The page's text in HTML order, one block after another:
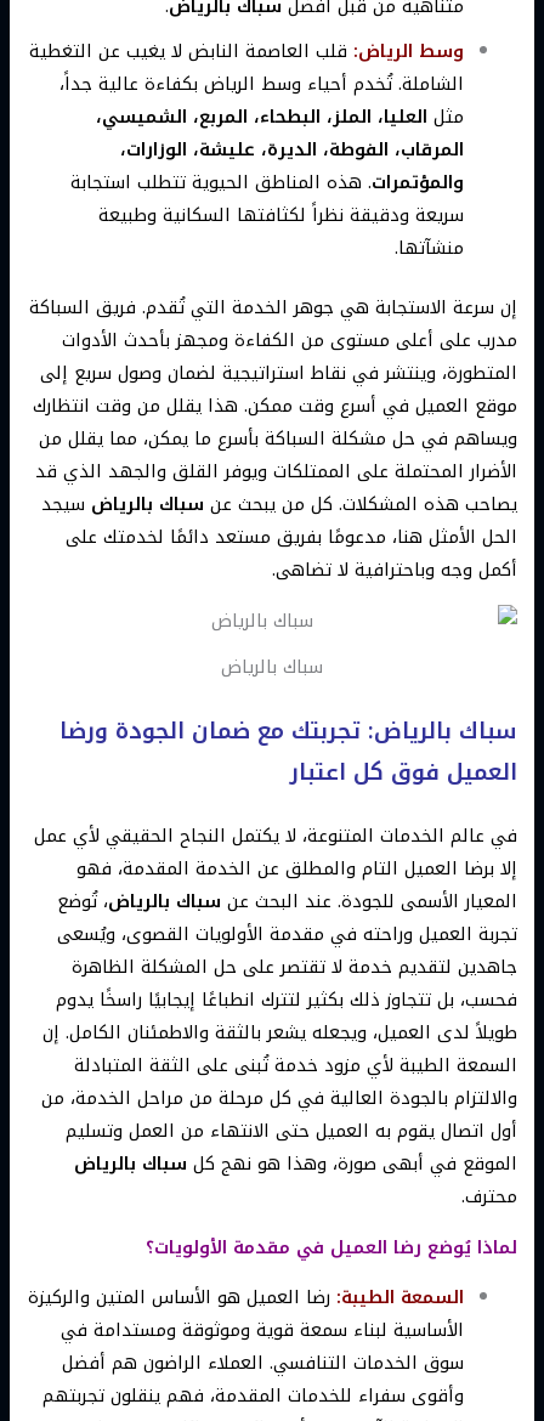
وسط الرياض: قلب العاصمة النابض لا يغيب عن التغطية
الشاملة. تُخدم أحياء وسط الرياض بكفاءة عالية جداً،
مثل العليا، الملز، البطحاء، المربع، الشميسي،
المرقاب، الفوطة، الديرة، عليشة، الوزارات،
والمؤتمرات. هذه المناطق الحيوية تتطلب استجابة
سريعة ودقيقة نظراً لكثافتها السكانية وطبيعة
منشآتها.
إن سرعة الاستجابة هي جوهر الخدمة التي تُقدم. فريق السباكة
مدرب على أعلى مستوى من الكفاءة ومجهز بأحدث الأدوات
المتطورة، وينتشر في نقاط استراتيجية لضمان وصول سريع إلى
موقع العميل في أسرع وقت ممكن. هذا يقلل من وقت انتظارك
ويساهم في حل مشكلة السباكة بأسرع ما يمكن، مما يقلل من
الأضرار المحتملة على الممتلكات ويوفر القلق والجهد الذي قد
يصاحب هذه المشكلات. كل من يبحث عن سباك بالرياض سيجد
الحل الأمثل هنا، مدعومًا بفريق مستعد دائمًا لخدمتك على
أكمل وجه وباحترافية لا تضاهى.
سباك بالرياض
سباك بالرياض: تجربتك مع ضمان الجودة ورضا
العميل فوق كل اعتبار
في عالم الخدمات المتنوعة، لا يكتمل النجاح الحقيقي لأي عمل
إلا برضا العميل التام والمطلق عن الخدمة المقدمة، فهو
المعيار الأسمى للجودة. عند البحث عن سباك بالرياض، تُوضع
تجربة العميل وراحته في مقدمة الأولويات القصوى، ويُسعى
جاهدين لتقديم خدمة لا تقتصر على حل المشكلة الظاهرة
فحسب، بل تتجاوز ذلك بكثير لتترك انطباعًا إيجابيًا راسخًا يدوم
طويلاً لدى العميل، ويجعله يشعر بالثقة والاطمئنان الكامل. إن
السمعة الطيبة لأي مزود خدمة تُبنى على الثقة المتبادلة
والالتزام بالجودة العالية في كل مرحلة من مراحل الخدمة، من
أول اتصال يقوم به العميل حتى الانتهاء من العمل وتسليم
الموقع في أبهى صورة، وهذا هو نهج كل سباك بالرياض
محترف.
لماذا يُوضع رضا العميل في مقدمة الأولويات؟
السمعة الطيبة: رضا العميل هو الأساس المتين والركيزة
الأساسية لبناء سمعة قوية وموثوقة ومستدامة في
سوق الخدمات التنافسي. العملاء الراضون هم أفضل
وأقوى سفراء للخدمات المقدمة، فهم ينقلون تجربتهم